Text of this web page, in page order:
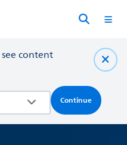
content
Continue